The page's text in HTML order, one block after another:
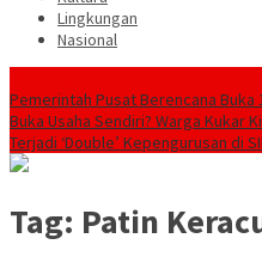
Lingkungan
Nasional
Pemerintah Pusat Berencana Buka
Buka Usaha Sendiri? Warga Kukar
Terjadi ‘Double’ Kepengurusan di
Tag: Patin